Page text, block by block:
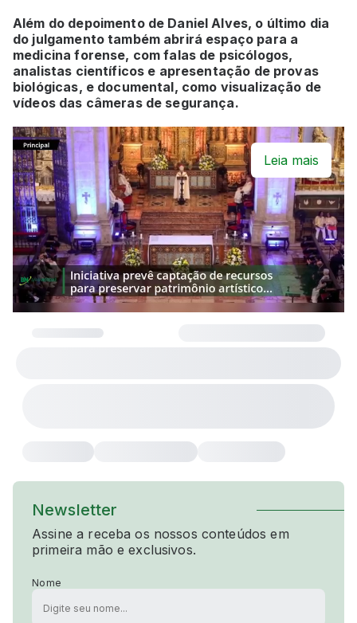
Além do depoimento de Daniel Alves, o último dia
do julgamento também abrirá espaço para a
medicina forense, com falas de psicólogos,
analistas científicos e apresentação de provas
biológicas, e documental, como visualização de
vídeos das câmeras de segurança.
Leia mais
Newsletter
Assine a receba os nossos conteúdos em
primeira mão e exclusivos.
Nome